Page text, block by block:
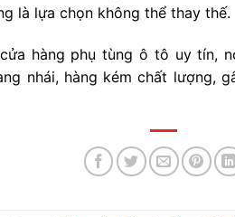
là lựa chọn không thể thay thế.
hàng phụ tùng ô tô uy tín,
nhái, hàng kém chất lượng,